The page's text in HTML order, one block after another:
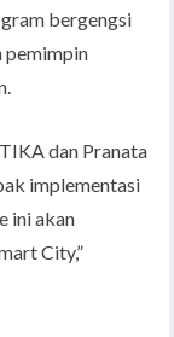
bergengsi
pemimpin
dan Pranata
implementasi
ini akan
City,”